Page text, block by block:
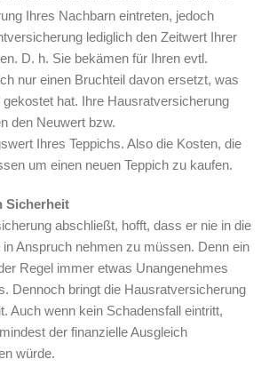
Ihres Nachbarn eintreten, jedoch
lediglich den Zeitwert Ihrer
D. h. Sie bekämen für Ihren evtl.
nur einen Bruchteil davon ersetzt, was
hat. Ihre Hausratversicherung
den Neuwert bzw.
Ihres Teppichs. Also die Kosten, die
um einen neuen Teppich zu kaufen.
Sicherheit
abschließt, hofft, dass er nie in die
Anspruch nehmen zu müssen. Denn ein
Regel immer etwas Unangenehmes
Dennoch bringt die Hausratversicherung
Auch wenn kein Schadensfall eintritt,
der finanzielle Ausgleich
würde.